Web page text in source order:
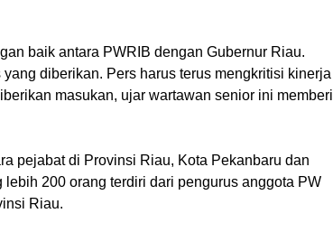
baik antara PWRIB dengan Gubernur Riau.
diberikan. Pers harus terus mengkritisi kinerja
masukan, ujar wartawan senior ini memberi
pejabat di Provinsi Riau, Kota Pekanbaru dan
200 orang terdiri dari pengurus anggota PW
Riau.